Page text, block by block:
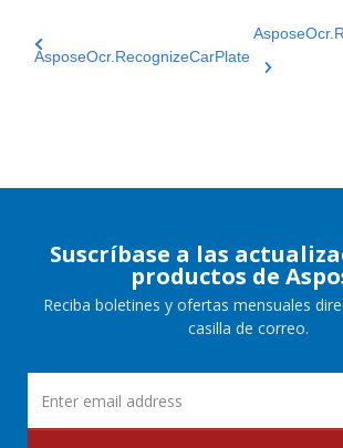
AsposeOcr.RecognizeCarPlate
Suscríbase a las
productos de
Reciba boletines y ofertas mensuales
casilla de correo.